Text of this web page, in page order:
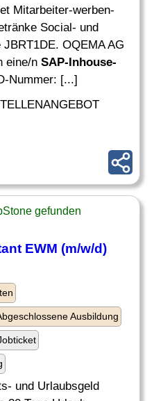
Mitarbeiter-werben-
Social- und
OQEMA AG
eine/n SAP-Inhouse-
Nummer: [...]
gefunden
EWM (m/w/d)
Ausbildung
und Urlaubsgeld